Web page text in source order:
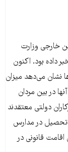
خارجی وزارت
خبر داده بود. اکنون
نشان می‌دهد میزان
در بین مردان
دولتی معتقدند
تحصیل در مدارس
قانونی در